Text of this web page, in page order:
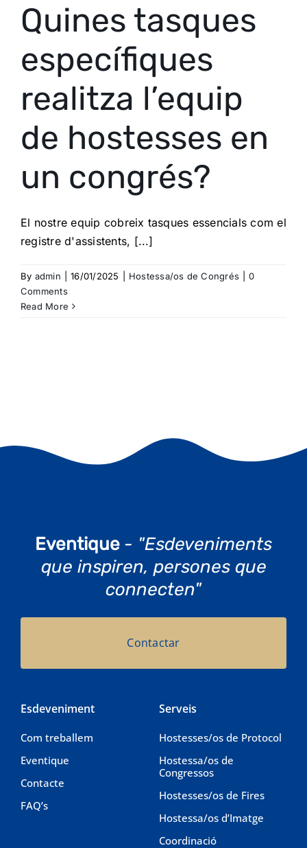
Quines tasques
específiques
realitza l’equip
de hostesses en
un congrés?
El nostre equip cobreix tasques essencials com el
registre d'assistents, [...]
By admin 16/01/2025 Hostessa/os de Congrés
0
Comments
Read More
Eventique - "Esdeveniments
que inspiren, persones que
connecten"
Contactar
Esdeveniment
Com treballem
Eventique
Contacte
FAQ’s
Serveis
Hostesses/os de Protocol
Hostessa/os de
Congressos
Hostesses/os de Fires
Hostessa/os d’Imatge
Coordinació